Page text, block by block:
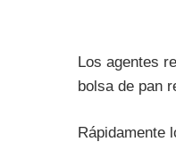
Los agentes
bolsa de pan
Rápidamente